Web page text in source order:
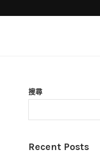
搜尋
Recent Posts